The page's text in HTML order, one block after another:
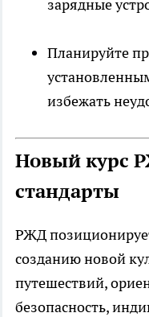
зарядные
Планируйте
избежать
Новый курс
стандарты
РЖД
созданию новой
путешествий,
безопасность,